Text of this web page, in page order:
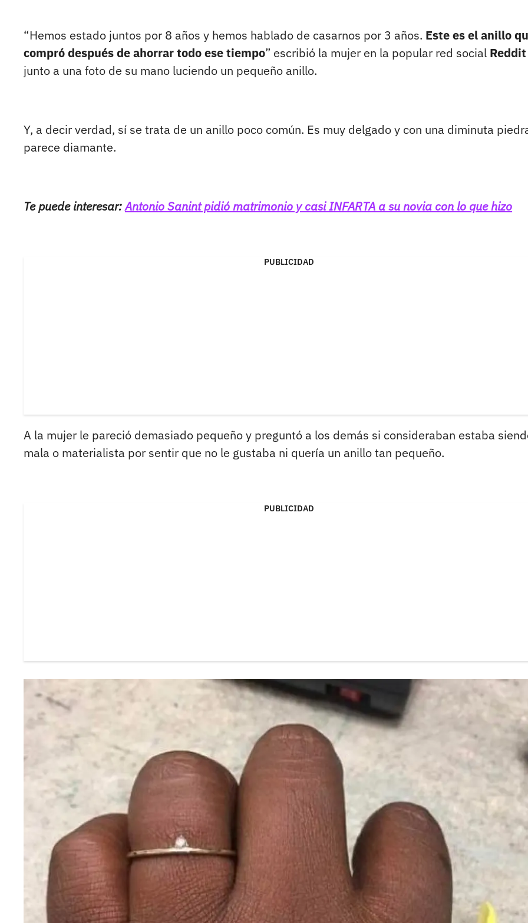
“Hemos estado juntos por 8 años y hemos hablado de casarnos por 3 años. Este es el anillo
compró después de ahorrar todo ese tiempo” escribió la mujer en la popular red social Reddit
junto a una foto de su mano luciendo un pequeño anillo.
Y, a decir verdad, sí se trata de un anillo poco común. Es muy delgado y con una diminuta
parece diamante.
Te puede interesar:Antonio Sanint pidió matrimonio y casi INFARTA a su novia con lo que hizo
PUBLICIDAD
A la mujer le pareció demasiado pequeño y preguntó a los demás si consideraban estaba
mala o materialista por sentir que no le gustaba ni quería un anillo tan pequeño.
PUBLICIDAD